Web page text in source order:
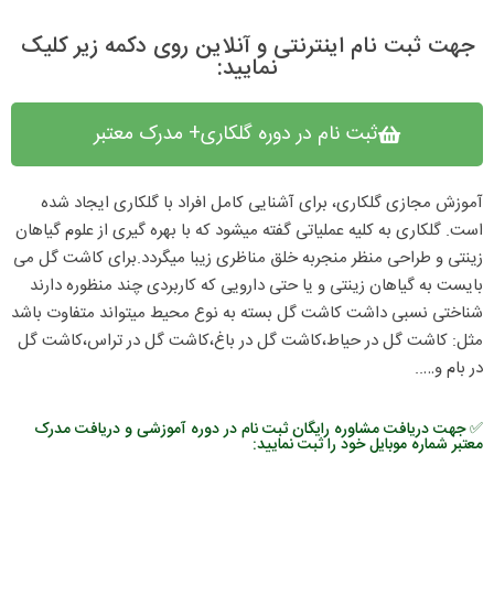
جهت ثبت نام اینترنتی و آنلاین روی دکمه زیر کلیک
نمایید:
ثبت نام در دوره گلکاری+ مدرک معتبر
آموزش مجازی گلکاری، برای آشنایی کامل افراد با گلکاری ایجاد شده
است. گلکاری به کلیه عملیاتی گفته میشود که با بهره گیری از علوم گیاهان
زینتی و طراحی منظر منجربه خلق مناظری زیبا میگردد.برای کاشت گل می
بایست به گیاهان زینتی و یا حتی دارویی که کاربردی چند منظوره دارند
شناختی نسبی داشت کاشت گل بسته به نوع محیط میتواند متفاوت باشد
مثل: کاشت گل در حیاط،کاشت گل در باغ،کاشت گل در تراس،کاشت گل
در بام و…..
✅ جهت دریافت مشاوره رایگان ثبت نام در دوره آموزشی و دریافت مدرک
معتبر شماره موبایل خود را ثبت نمایید: